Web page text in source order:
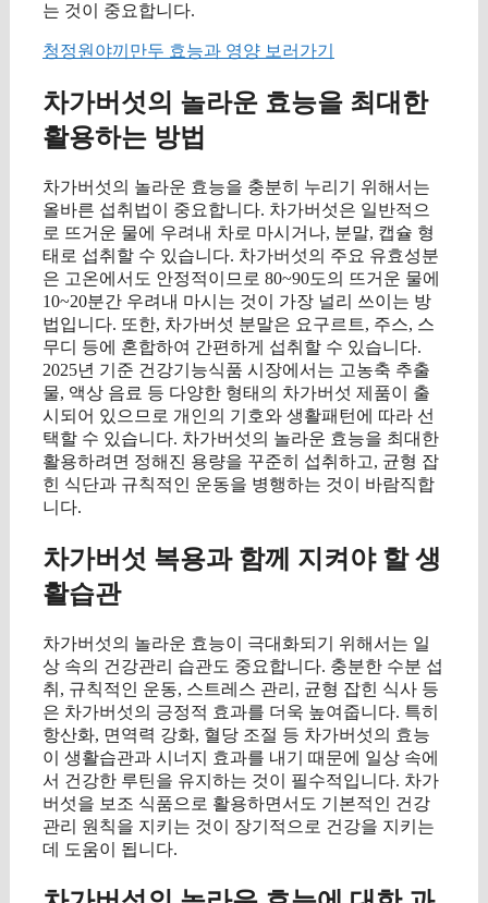
는 것이 중요합니다.
청정원야끼만두 효능과 영양 보러가기
차가버섯의 놀라운 효능을 최대한
활용하는 방법
차가버섯의 놀라운 효능을 충분히 누리기 위해서는
올바른 섭취법이 중요합니다. 차가버섯은 일반적으
로 뜨거운 물에 우려내 차로 마시거나, 분말, 캡슐 형
태로 섭취할 수 있습니다. 차가버섯의 주요 유효성분
은 고온에서도 안정적이므로 80~90도의 뜨거운 물에
10~20분간 우려내 마시는 것이 가장 널리 쓰이는 방
법입니다. 또한, 차가버섯 분말은 요구르트, 주스, 스
무디 등에 혼합하여 간편하게 섭취할 수 있습니다.
2025년 기준 건강기능식품 시장에서는 고농축 추출
물, 액상 음료 등 다양한 형태의 차가버섯 제품이 출
시되어 있으므로 개인의 기호와 생활패턴에 따라 선
택할 수 있습니다. 차가버섯의 놀라운 효능을 최대한
활용하려면 정해진 용량을 꾸준히 섭취하고, 균형 잡
힌 식단과 규칙적인 운동을 병행하는 것이 바람직합
니다.
차가버섯 복용과 함께 지켜야 할 생
활습관
차가버섯의 놀라운 효능이 극대화되기 위해서는 일
상 속의 건강관리 습관도 중요합니다. 충분한 수분 섭
취, 규칙적인 운동, 스트레스 관리, 균형 잡힌 식사 등
은 차가버섯의 긍정적 효과를 더욱 높여줍니다. 특히
항산화, 면역력 강화, 혈당 조절 등 차가버섯의 효능
이 생활습관과 시너지 효과를 내기 때문에 일상 속에
서 건강한 루틴을 유지하는 것이 필수적입니다. 차가
버섯을 보조 식품으로 활용하면서도 기본적인 건강
관리 원칙을 지키는 것이 장기적으로 건강을 지키는
데 도움이 됩니다.